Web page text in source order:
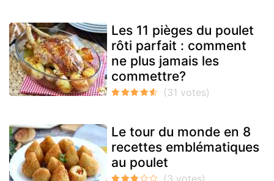
Les 11 pièges du poulet
rôti parfait : comment
ne plus jamais les
commettre?
Le tour du monde en 8
recettes emblématiques
au poulet